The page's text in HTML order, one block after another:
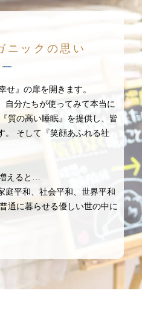
ニックの思い
せ』の扉を開きます。
自分たちが使ってみて本当に
『質の高い睡眠』を提供し、皆
そして『笑顔あふれる社
えると…
庭平和、社会平和、世界平和
通に暮らせる優しい世の中に